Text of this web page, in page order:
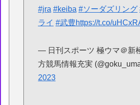
#jra #keiba #ソーダズリング
ライ #武豊https://t.co/
— 日刊スポーツ 極ウマ＠新
方競馬情報充実
2023